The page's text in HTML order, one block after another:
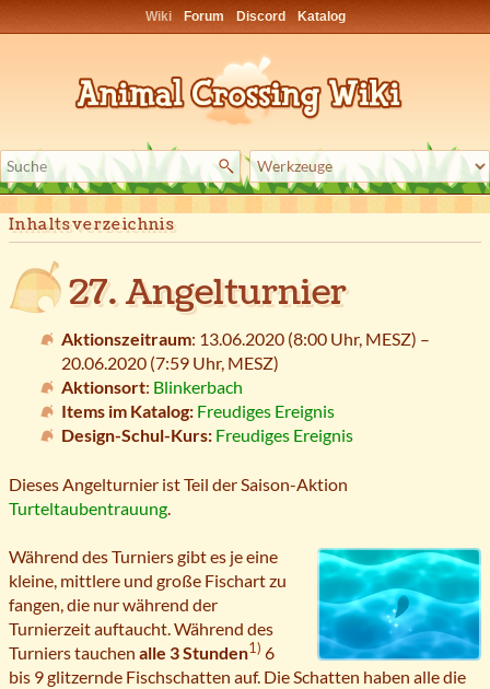
Wiki Forum Discord Katalog
Inhaltsverzeichnis
27. Angelturnier
Aktionszeitraum: 13.06.2020 (8:00 Uhr, MESZ) –
20.06.2020 (7:59 Uhr, MESZ)
Aktionsort: Blinkerbach
Items im Katalog: Freudiges Ereignis
Design-Schul-Kurs: Freudiges Ereignis
Dieses Angelturnier ist Teil der Saison-Aktion
Turteltaubentrauung
Während des Turniers gibt es je eine
kleine, mittlere und große Fischart zu
fangen, die nur während der
Turnierzeit auftaucht. Während des
Turniers tauchen alle 3 Stunden1) 6
bis 9 glitzernde Fischschatten auf. Die Schatten haben alle die